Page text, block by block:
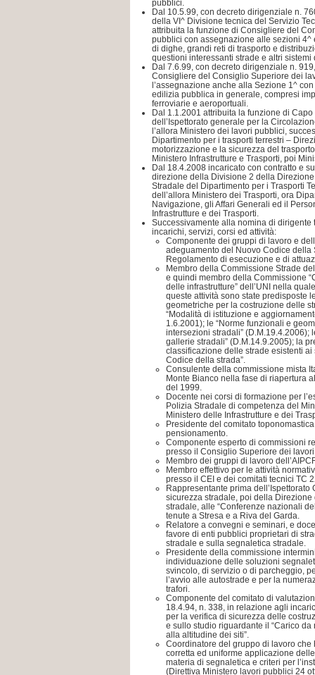
pubblici.
Dal 10.5.99, con decreto dirigenziale n.
della VI^ Divisione tecnica del Servizio
attribuita la funzione di Consigliere del
pubblici con assegnazione alle sezioni 4^
di dighe, grandi reti di trasporto e
questioni interessanti strade e altri sistemi
Dal 7.6.99, con decreto dirigenziale n.
Consigliere del Consiglio Superiore dei
l’assegnazione anche alla Sezione 1^
edilizia pubblica in generale, compresi
ferroviarie e aeroportuali.
Dal 1.1.2001 attribuita la funzione di
dell’Ispettorato generale per la
l’allora Ministero dei lavori pubblici,
Dipartimento per i trasporti terrestri –
motorizzazione e la sicurezza del
Ministero Infrastrutture e Trasporti, poi
Dal 18.4.2008 incaricato con contratto e
direzione della Divisione 2 della
Stradale del Dipartimento per i Trasporti
dell’allora Ministero dei Trasporti, ora
Navigazione, gli Affari Generali ed il
Infrastrutture e dei Trasporti.
Successivamente alla nomina di
incarichi, servizi, corsi ed attività:
Componente dei gruppi di lavoro e
adeguamento del Nuovo Codice della
Regolamento di esecuzione e di
Membro della Commissione Strade
e quindi membro della Commissione
delle infrastrutture” dell’UNI nella
queste attività sono state predisposte
geometriche per la costruzione delle
“Modalità di istituzione e
1.6.2001); le “Norme funzionali e
intersezioni stradali” (D.M.19.4.2006);
gallerie stradali” (D.M.14.9.2005); la
classificazione delle strade esistenti ai
Codice della strada”.
Consulente della commissione mista
Monte Bianco nella fase di riapertura
del 1999.
Docente nei corsi di formazione per
Polizia Stradale di competenza del
Ministero delle Infrastrutture e dei
Presidente del comitato
pensionamento.
Componente esperto di commissioni
presso il Consiglio Superiore dei
Membro dei gruppi di lavoro
Membro effettivo per le attività
presso il CEI e dei comitati tecnici TC
Rappresentante prima
sicurezza stradale, poi della
stradale, alle “Conferenze nazionali
tenute a Stresa e a Riva del Garda.
Relatore a convegni e seminari, e
favore di enti pubblici proprietari di
stradale e sulla segnaletica stradale.
Presidente della commissione
individuazione delle soluzioni
svincolo, di servizio o di parcheggio,
l’avvio alle autostrade e per la
trafori.
Componente del comitato di
18.4.94, n. 338, in relazione agli
per la verifica di sicurezza delle
e sullo studio riguardante il “Carico
alla altitudine dei siti”.
Coordinatore del gruppo di lavoro che
corretta ed uniforme applicazione
materia di segnaletica e criteri per
(Direttiva Ministero lavori pubblici 24